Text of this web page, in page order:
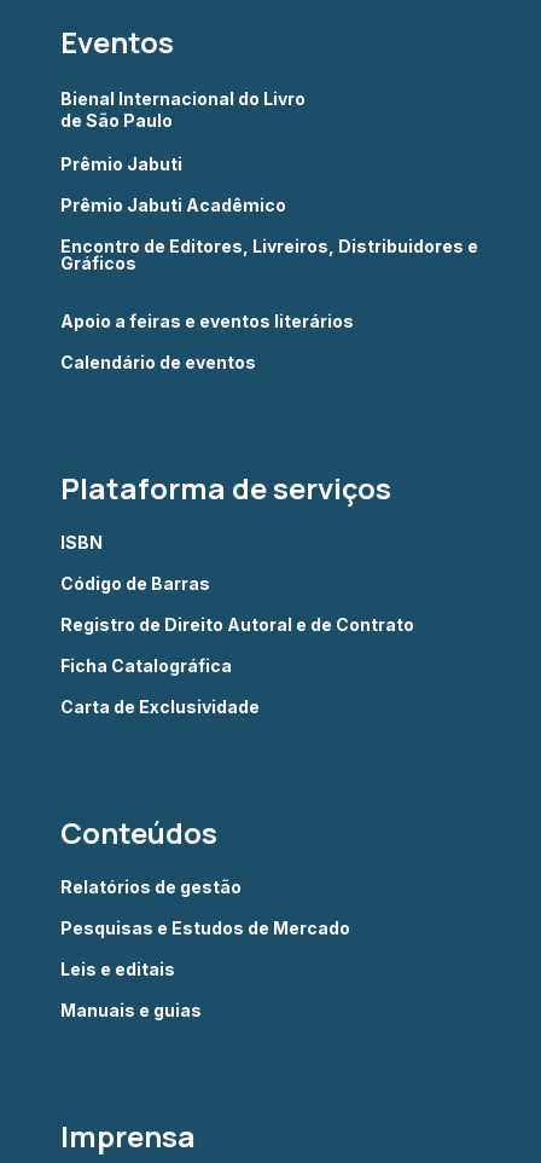
Eventos
Bienal Internacional do Livro
de São Paulo
Prêmio Jabuti
Prêmio Jabuti Acadêmico
Encontro de Editores, Livreiros, Distribuidores e
Gráficos
Apoio a feiras e eventos literários
Calendário de eventos
Plataforma de serviços
ISBN
Código de Barras
Registro de Direito Autoral e de Contrato
Ficha Catalográfica
Carta de Exclusividade
Conteúdos
Relatórios de gestão
Pesquisas e Estudos de Mercado
Leis e editais
Manuais e guias
Imprensa